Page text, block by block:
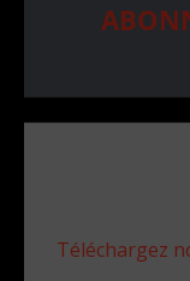
Téléchargez